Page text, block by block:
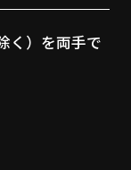
く）を両手で